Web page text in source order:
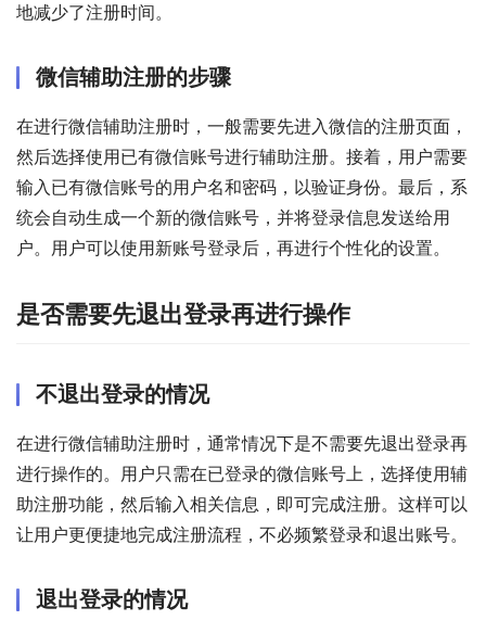
地减少了注册时间。
微信辅助注册的步骤
在进行微信辅助注册时，一般需要先进入微信的注册页面，
然后选择使用已有微信账号进行辅助注册。接着，用户需要
输入已有微信账号的用户名和密码，以验证身份。最后，系
统会自动生成一个新的微信账号，并将登录信息发送给用
户。用户可以使用新账号登录后，再进行个性化的设置。
是否需要先退出登录再进行操作
不退出登录的情况
在进行微信辅助注册时，通常情况下是不需要先退出登录再
进行操作的。用户只需在已登录的微信账号上，选择使用辅
助注册功能，然后输入相关信息，即可完成注册。这样可以
让用户更便捷地完成注册流程，不必频繁登录和退出账号。
退出登录的情况